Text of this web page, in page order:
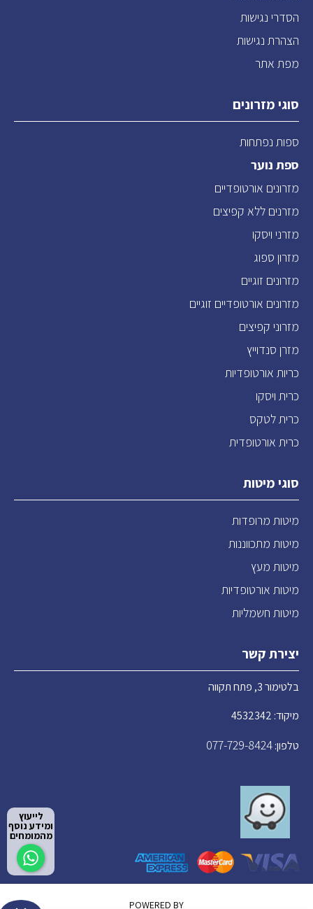
לייעוץ
ומידע נוסף
מהמומחים
הסדרי נגישות
הצהרת נגישות
מפת אתר
סוגי מזרונים
ספות נפתחות
ספת נוער
מזרונים אורטופדיים
מזרנים ללא קפיצים
מזרני ויסקו
מזרון ספוג
מזרונים זוגיים
מזרונים אורטופדיים זוגיים
מזרוני קפיצים
מזרן סנדוייץ
כריות אורטופדיות
כרית ויסקו
כרית לטקס
כרית אורטופדית
סוגי מיטות
מיטות מרופדות
מיטות מתכווננות
מיטות מעץ
מיטות אורטופדיות
מיטות חשמליות
יצירת קשר
בלטימור 3, פתח תקווה
מיקוד: 4532342
טלפון:077-729-8424
POWERED BY